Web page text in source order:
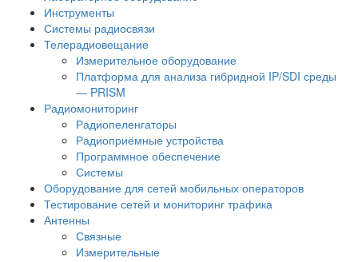
Инструменты
Системы радиосвязи
Телерадиовещание
Измерительное оборудование
Платформа для анализа гибридной IP/SDI среды
— PRISM
Радиомониторинг
Радиопеленгаторы
Радиоприёмные устройства
Программное обеспечение
Системы
Оборудование для сетей мобильных операторов
Тестирование сетей и мониторинг трафика
Антенны
Связные
Измерительные